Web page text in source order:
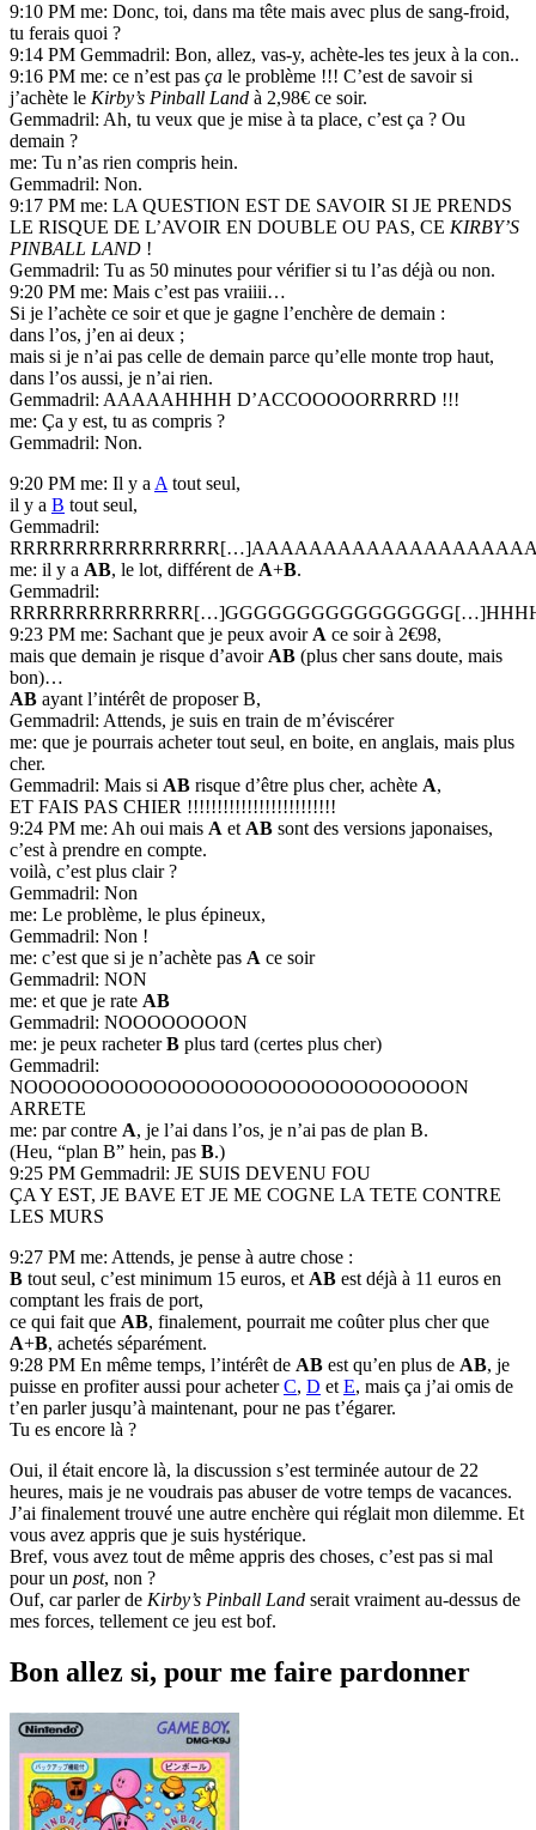
9:10 PM me: Donc, toi, dans ma tête mais avec plus de sang-froid,
tu ferais quoi ?
9:14 PM Gemmadril: Bon, allez, vas-y, achète-les tes jeux à la con..
9:16 PM me: ce n’est pas ça le problème !!! C’est de savoir si
j’achète le Kirby’s Pinball Land à 2,98€ ce soir.
Gemmadril: Ah, tu veux que je mise à ta place, c’est ça ? Ou
demain ?
me: Tu n’as rien compris hein.
Gemmadril: Non.
9:17 PM me: LA QUESTION EST DE SAVOIR SI JE PRENDS
LE RISQUE DE L’AVOIR EN DOUBLE OU PAS, CE KIRBY’S
PINBALL LAND !
Gemmadril: Tu as 50 minutes pour vérifier si tu l’as déjà ou non.
9:20 PM me: Mais c’est pas vraiiii…
Si je l’achète ce soir et que je gagne l’enchère de demain :
dans l’os, j’en ai deux ;
mais si je n’ai pas celle de demain parce qu’elle monte trop haut,
dans l’os aussi, je n’ai rien.
Gemmadril: AAAAAHHHH D’ACCOOOOORRRRD !!!
me: Ça y est, tu as compris ?
Gemmadril: Non.
9:20 PM me: Il y a A tout seul,
il y a B tout seul,
Gemmadril:
me: il y a AB, le lot, différent de A+B.
Gemmadril:
9:23 PM me: Sachant que je peux avoir A ce soir à 2€98,
mais que demain je risque d’avoir AB (plus cher sans doute, mais
bon)…
AB ayant l’intérêt de proposer B,
Gemmadril: Attends, je suis en train de m’éviscérer
me: que je pourrais acheter tout seul, en boite, en anglais, mais plus
cher.
Gemmadril: Mais si AB risque d’être plus cher, achète A,
ET FAIS PAS CHIER !!!!!!!!!!!!!!!!!!!!!!!!!
9:24 PM me: Ah oui mais A et AB sont des versions japonaises,
c’est à prendre en compte.
voilà, c’est plus clair ?
Gemmadril: Non
me: Le problème, le plus épineux,
Gemmadril: Non !
me: c’est que si je n’achète pas A ce soir
Gemmadril: NON
me: et que je rate AB
Gemmadril: NOOOOOOOON
me: je peux racheterB plus tard (certes plus cher)
Gemmadril:
NOOOOOOOOOOOOOOOOOOOOOOOOOOOOOON
ARRETE
me: par contre A, je l’ai dans l’os, je n’ai pas de plan B.
(Heu, “plan B” hein, pas B.)
9:25 PM Gemmadril: JE SUIS DEVENU FOU
ÇA Y EST, JE BAVE ET JE ME COGNE LA TETE CONTRE
LES MURS
9:27 PM me: Attends, je pense à autre chose :
B tout seul, c’est minimum 15 euros, et AB est déjà à 11 euros en
comptant les frais de port,
ce qui fait que AB, finalement, pourrait me coûter plus cher que
A+B, achetés séparément.
9:28 PM En même temps, l’intérêt de AB est qu’en plus de AB, je
puisse en profiter aussi pour acheterC, D et E, mais ça j’ai omis de
t’en parler jusqu’à maintenant, pour ne pas t’égarer.
Tu es encore là ?
Oui, il était encore là, la discussion s’est terminée autour de 22
heures, mais je ne voudrais pas abuser de votre temps de vacances.
J’ai finalement trouvé une autre enchère qui réglait mon dilemme. Et
vous avez appris que je suis hystérique.
Bref, vous avez tout de même appris des choses, c’est pas si mal
pour un post, non ?
Ouf, car parler de Kirby’s Pinball Land serait vraiment au-dessus de
mes forces, tellement ce jeu est bof.
Bon allez si, pour me faire pardonner